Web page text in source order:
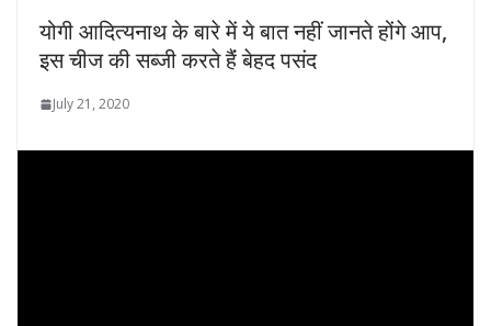
योगी आदित्यनाथ के बारे में ये बात नहीं जानते होंगे आप,
इस चीज की सब्जी करते हैंं बेहद पसंद
July 21, 2020